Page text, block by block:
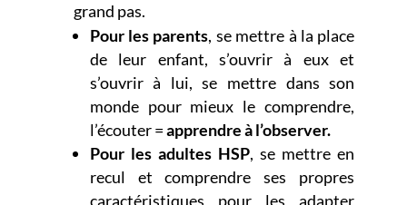
grand pas.
Pour les parents, se mettre à la place
de leur enfant, s’ouvrir à eux et
s’ouvrir à lui, se mettre dans son
monde pour mieux le comprendre,
l’écouter =apprendre à l’observer.
Pour les adultes HSP, se mettre en
recul et comprendre ses propres
caractéristiques pour les adapter